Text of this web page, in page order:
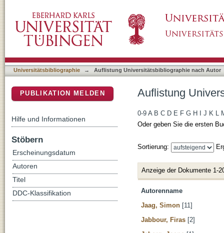
Universitätsbibliographie → Auflistung Universitätsbibliographie nach Autor
Auflistung
0-9 A B C D E F G H J K L
Oder geben Sie die ersten
Sortierung:
Anzeige der Dokumente 1-
Autorenname
Jaag, Simon [11]
Jabbour, Firas [2]
PUBLIKATION MELDEN
Hilfe und Informationen
Stöbern
Erscheinungsdatum
Autoren
Titel
DDC-Klassifikation